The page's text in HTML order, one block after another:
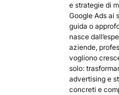
e strategie di
Google Ads ai
guida o
nasce
aziende,
vogliono
solo:
advertising e
concreti e